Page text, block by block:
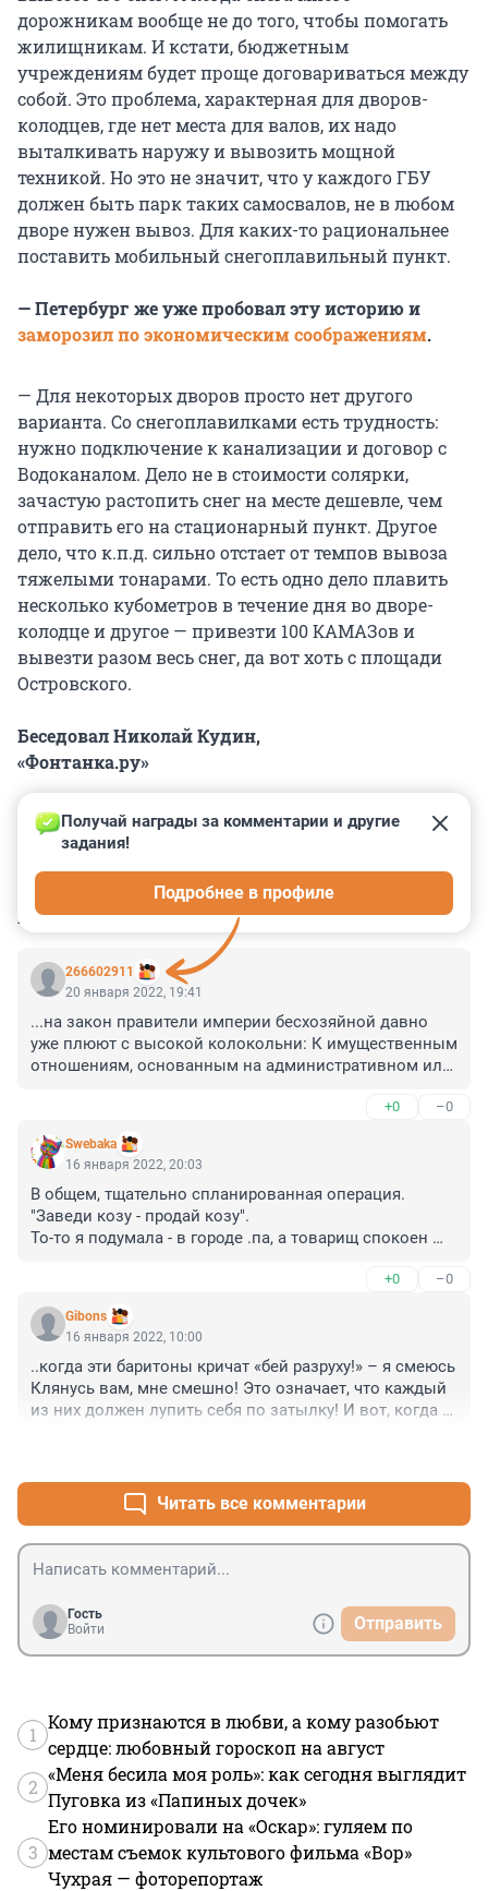
дорожникам вообще не до того, чтобы помогать
жилищникам. И кстати, бюджетным
учреждениям будет проще договариваться между
собой. Это проблема, характерная для дворов-
колодцев, где нет места для валов, их надо
выталкивать наружу и вывозить мощной
техникой. Но это не значит, что у каждого ГБУ
должен быть парк таких самосвалов, не в любом
дворе нужен вывоз. Для каких-то рациональнее
поставить мобильный снегоплавильный пункт.
— Петербург же уже пробовал эту историю и
заморозил по экономическим соображениям.
— Для некоторых дворов просто нет другого
варианта. Со снегоплавилками есть трудность:
нужно подключение к канализации и договор с
Водоканалом. Дело не в стоимости солярки,
зачастую растопить снег на месте дешевле, чем
отправить его на стационарный пункт. Другое
дело, что к.п.д. сильно отстает от темпов вывоза
тяжелыми тонарами. То есть одно дело плавить
несколько кубометров в течение дня во дворе-
колодце и другое — привезти 100 КАМАЗов и
вывезти разом весь снег, да вот хоть с площади
Островского.
Беседовал Николай Кудин,
«Фонтанка.ру»
КОММЕНТАРИИ 60
266602911
Получай награды за комментарии и другие
задания!
Подробнее в профиле
20 января 2022, 19:41
...на закон правители империи бесхозяйной давно
уже плюют с высокой колокольни: К имущественным
отношениям, основанным на административном или
том числе к налоговым и другим финансовым и
административным отношениям, гражданское
законодательство не применяется, если иное не
предусмотрено законодательством- ч.3 ст.2 ГК РФ.
Это значит, что государственные и муниципальные
органы и их служащие, выполняющие публичные
функции, не обладают в этом статусе никакими
обязательствами перед гражданами по признанию,
соблюдению и защите их прав, а не своих
корпоративных интересов- (Постановление КС РФ №
8-П от 30.06.2006)
+0 –0
Swebaka
16 января 2022, 20:03
В общем, тщательно спланированная операция.
"Заведи козу - продай козу".
То-то я подумала - в городе .па, а товарищ спокоен
+0 –0
Gibons
16 января 2022, 10:00
..когда эти баритоны кричат «бей разруху!» – я смеюсь
Клянусь вам, мне смешно! Это означает, что каждый
из них должен лупить себя по затылку! И вот, когда
Это никому не удаётся, доктор, и тем более – людям,
которые, вообще отстав в развитии от европейцев
лет на 200, до сих пор ещё не совсем уверенно
застёгивают свои собственные штаны!.."профессор
Читать все комментарии
Гость
Войти
Отправить
1
Кому признаются в любви, а кому разобьют
сердце: любовный гороскоп на август
2
«Меня бесила моя роль»: как сегодня выглядит
Пуговка из «Папиных дочек»
3
Его номинировали на «Оскар»: гуляем по
местам съемок культового фильма «Вор»
Чухрая — фоторепортаж